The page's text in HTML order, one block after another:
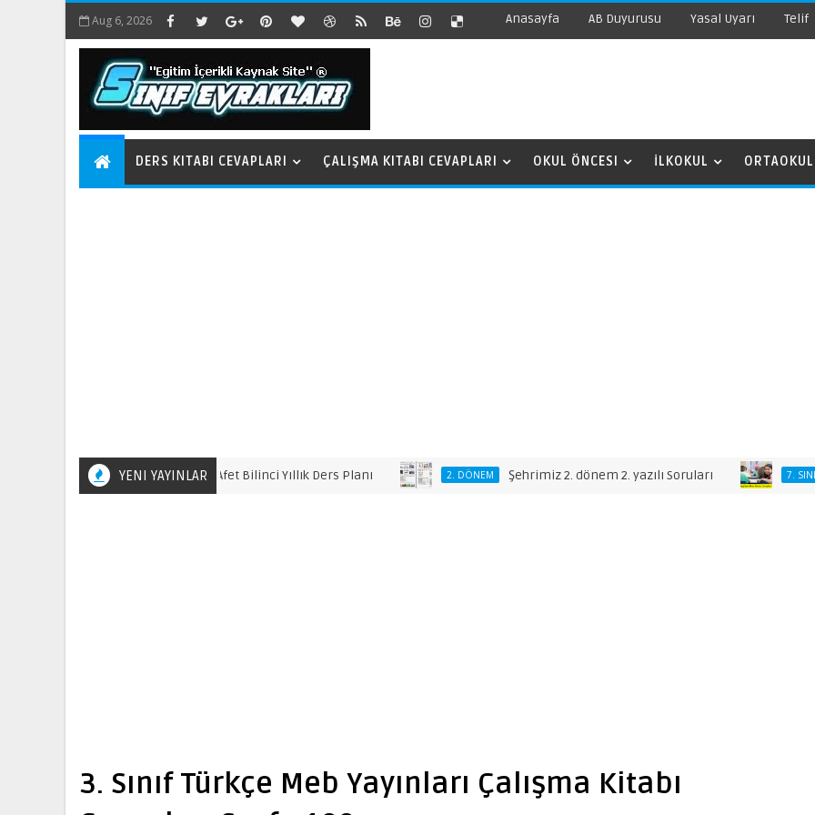
Aug 6, 2026 Anasayfa AB Duyurusu Yasal Uyarı Telif
DERS KITABI CEVAPLARI ÇALIŞMA KITABI CEVAPLARI OKUL ÖNCESI İLKOKUL ORTAOKUL
YENI YAYINLAR
5. SINIF 5. Sınıf Afet Bilinci Yıllık Ders Planı 2. DÖNEM Şehrimiz 2. dönem 2. yazılı Soruları 7. SINIF 7.
3. Sınıf Türkçe Meb Yayınları Çalışma Kitabı